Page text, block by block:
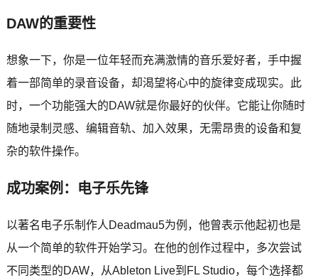
DAW的重要性
想象一下，你是一位年轻而充满激情的音乐爱好者，手中握
着一部简单的录音设备，却渴望将心中的旋律变成现实。此
时，一个功能强大的DAW就是你最好的伙伴。它能让你随时
随地录制灵感、编辑音轨、加入效果，无需昂贵的设备和复
杂的软件操作。
成功案例：电子乐先锋
以著名电子乐制作人Deadmau5为例，他曾表示他起初也是
从一个简单的软件开始学习。在他的创作过程中，多次尝试
不同类型的DAW，从Ableton Live到FL Studio，每个选择都